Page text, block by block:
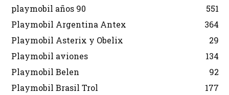
playmobil años 90
551
Playmobil Argentina Antex
364
Playmobil Asterix y Obelix
29
Playmobil aviones
134
Playmobil Belen
92
Playmobil Brasil Trol
177